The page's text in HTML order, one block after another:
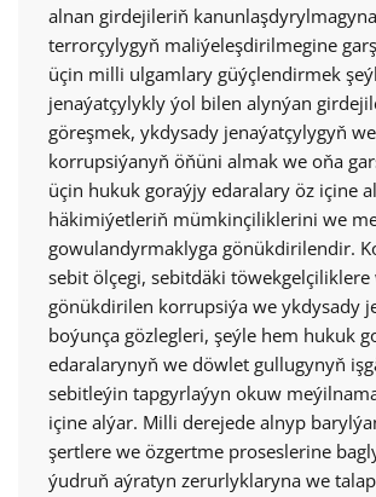
alnan girdejileriň
terrorçylygyň maliýeleşdirilmegine
üçin milli ulgamlary güýçlendirmek
jenaýatçylykly ýol bilen alynýan
göreşmek, ykdysady jenaýatçylygyň we
korrupsiýanyň öňüni almak we oňa
üçin hukuk goraýjy edaralary öz içine
häkimiýetleriň mümkinçiliklerini we
gowulandyrmaklyga gönükdirilendir.
sebit ölçegi, sebitdäki
gönükdirilen korrupsiýa we ykdysady
boýunça gözlegleri, şeýle hem hukuk
edaralarynyň we döwlet gullugynyň
sebitleýin tapgyrlaýyn okuw
içine alýar. Milli derejede alnyp
şertlere we özgertme proseslerine
ýudruň aýratyn zerurlyklaryna we